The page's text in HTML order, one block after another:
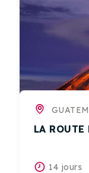
LA ROUTE
14 jours